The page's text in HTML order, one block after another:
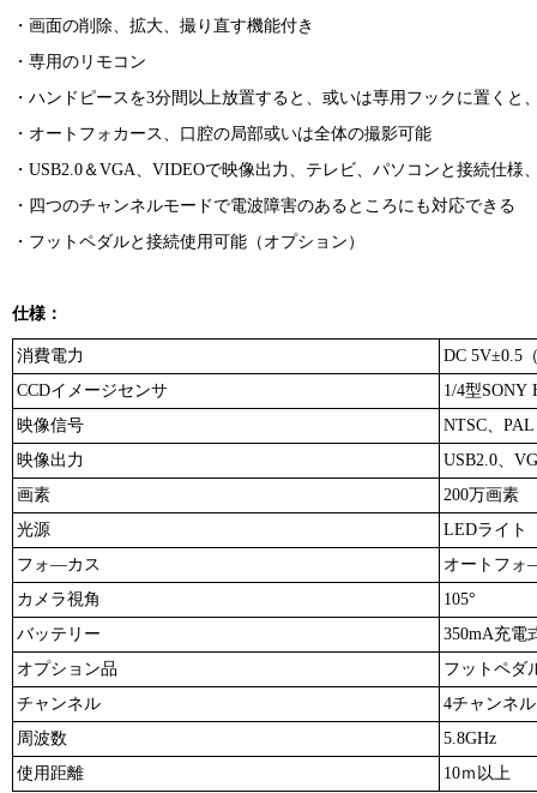
・画面の削除、拡大、撮り直す機能付き
・専用のリモコン
・ハンドピースを3分間以上放置すると、或いは専用フックに置くと
・オートフォカース、口腔の局部或いは全体の撮影可能
・USB2.0＆VGA、VIDEOで映像出力、テレビ、パソコンと接続仕様
・四つのチャンネルモードで電波障害のあるところにも対応できる
・フットペダルと接続使用可能（オプション）
仕様：
消費電力
DC 5V±0.5
CCDイメージセンサ
1/4型SONY
映像信号
NTSC、PAL
映像出力
USB2.0、
画素
200万画素
光源
LEDライ
フォ―カス
オートフ
カメラ視角
105°
バッテリー
350mA充電
オプション品
フットペダ
チャンネル
4チャンネル
周波数
5.8GHz
使用距離
10ｍ以上